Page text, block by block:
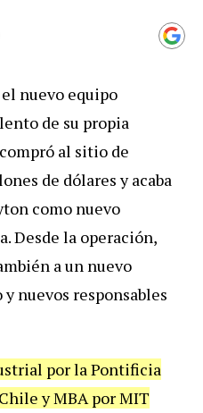
nuevo equipo
de su propia
al sitio de
de dólares y acaba
como nuevo
Desde la operación,
a un nuevo
nuevos responsables
por la Pontificia
y MBA por MIT